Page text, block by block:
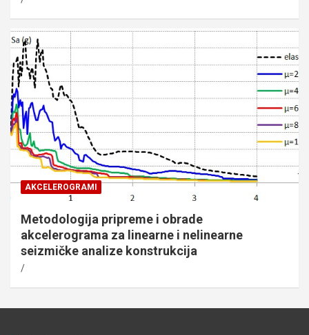
AKCELEROGRAMI
Metodologija pripreme i obrade
akcelerograma za linearne i nelinearne
seizmičke analize konstrukcija